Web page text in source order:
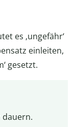
es ‚ungefähr‘
einleiten,
gesetzt.
dauern.